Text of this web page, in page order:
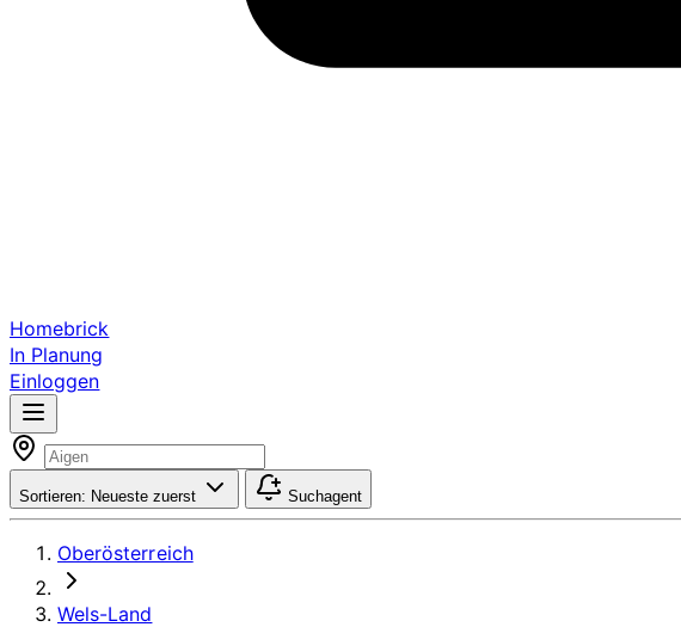
Homebrick
In Planung
Einloggen
Sortieren: Neueste zuerst Suchagent
Oberösterreich
Wels-Land